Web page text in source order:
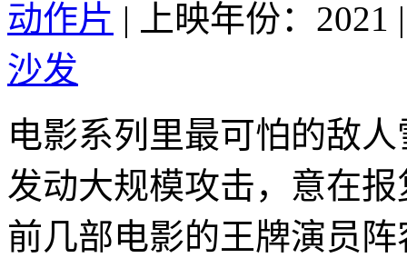
动作片 | 上映年份：2021 |
沙发
电影系列里最可怕的敌
发动大规模攻击，意在
前几部电影的王牌演员